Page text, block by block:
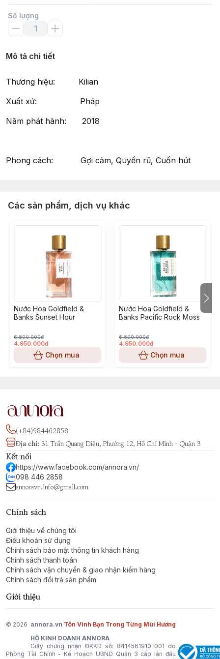
Số lượng
Mô tả chi tiết
Thương hiệu: Kilian
Xuất xứ: Pháp
Năm phát hành: 2018
Phong cách: Gợi cảm, Quyến rũ, Cuốn hút
Các sản phẩm, dịch vụ khác
Nước Hoa Goldfield &
Banks Sunset Hour
6.800.000đ
4.950.000đ
Chọn mua
Nước Hoa Goldfield &
Banks Pacific Rock Moss
6.800.000đ
4.950.000đ
Chọn mua
(+84)984462858
Địa chỉ: 31 Trần Quang Diệu, Phường 12, Hồ Chí Minh - Quận 3
Kết nối
https://www.facebook.com/annora.vn/
098 446 2858
annoravn.info@gmail.com
Chính sách
Giới thiệu về chúng tôi
Điều khoản sử dụng
Chính sách bảo mật thông tin khách hàng
Chính sách thanh toán
Chính sách vận chuyển & giao nhận kiểm hàng
Chính sách đổi trả sản phẩm
Giới thiệu
© 2026 annora.vn Tôn Vinh Bạn Trong Từng Mùi Hương
HỘ KINH DOANH ANNORA
Giấy chứng nhận ĐKKD số: 8414561910-001 do
Phòng Tài Chính - Kế Hoạch UBND Quận 3 cấp lần đầu